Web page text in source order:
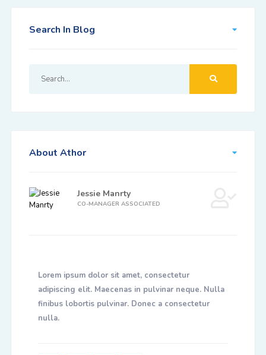
Search In Blog
About Athor
Jessie Manrty
CO-MANAGER ASSOCIATED
Lorem ipsum dolor sit amet, consectetur
adipiscing elit. Maecenas in pulvinar neque. Nulla
finibus lobortis pulvinar. Donec a consectetur
nulla.